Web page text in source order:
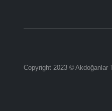
Copyright 2023 © Akdoğanlar